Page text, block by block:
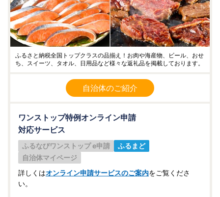
ふるさと納税全国トップクラスの品揃え！お肉や海産物、ビール、おせ
ち、スイーツ、タオル、日用品など様々な返礼品を掲載しております。
自治体のご紹介
ワンストップ特例オンライン申請
対応サービス
ふるなびワンストップ e申請
ふるまど
自治体マイページ
詳しくはオンライン申請サービスのご案内をご覧くださ
い。